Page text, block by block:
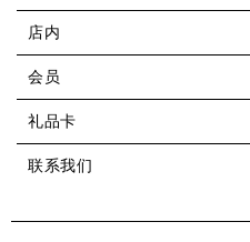
店内
会员
礼品卡
联系我们